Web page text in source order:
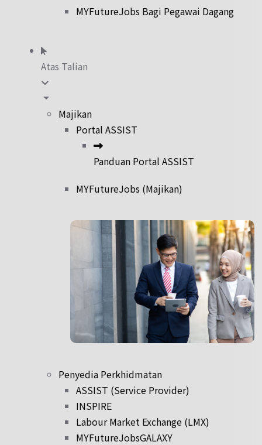
MYFutureJobs Bagi Pegawai Dagang
Atas Talian
Majikan
Portal ASSIST
Panduan Portal ASSIST
MYFutureJobs (Majikan)
Penyedia Perkhidmatan
ASSIST (Service Provider)
INSPIRE
Labour Market Exchange (LMX)
MYFutureJobsGALAXY